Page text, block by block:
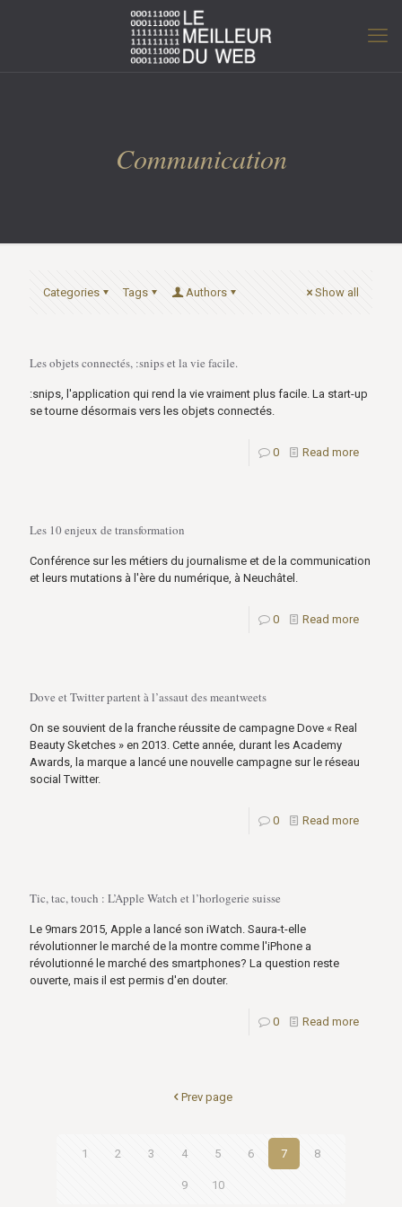
Communication
Categories Tags Authors Show all
Les objets connectés, :snips et la vie facile.
:snips, l'application qui rend la vie vraiment plus facile. La start-up
se tourne désormais vers les objets connectés.
0 Read more
Les 10 enjeux de transformation
Conférence sur les métiers du journalisme et de la communication
et leurs mutations à l'ère du numérique, à Neuchâtel.
0 Read more
Dove et Twitter partent à l’assaut des meantweets
On se souvient de la franche réussite de campagne Dove « Real
Beauty Sketches » en 2013. Cette année, durant les Academy
Awards, la marque a lancé une nouvelle campagne sur le réseau
social Twitter.
0 Read more
Tic, tac, touch : L’Apple Watch et l’horlogerie suisse
Le 9mars 2015, Apple a lancé son iWatch. Saura-t-elle
révolutionner le marché de la montre comme l'iPhone a
révolutionné le marché des smartphones? La question reste
ouverte, mais il est permis d'en douter.
0 Read more
Prev page
1 2 3 4 5 6 7 8
9 10